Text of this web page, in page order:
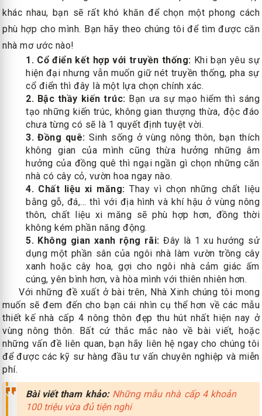
khác nhau, bạn sẽ rất khó khăn để chọn một phong cách
phù hợp cho mình. Bạn hãy theo chúng tôi để tìm được căn
nhà mơ ước nào!
1. Cổ điển kết hợp với truyền thống: Khi bạn yêu sự
hiện đại nhưng vẫn muốn giữ nét truyền thống, pha sự
cổ điển thì đây là một lựa chọn chính xác.
2. Bậc thầy kiến trúc: Bạn ưa sự mạo hiểm thì sáng
tạo những kiến trúc, không gian thượng thừa, độc đáo
chưa từng có sẽ là 1 quyết định tuyệt vời.
3. Đồng quê: Sinh sống ở vùng nông thôn, bạn thích
không gian của mình cũng thừa hưởng những âm
hưởng của đồng quê thì ngại ngần gì chọn những căn
nhà có cây cỏ, vườn hoa ngay nào.
4. Chất liệu xi măng: Thay vì chọn những chất liệu
bằng gỗ, đá,... thì với địa hình và khí hậu ở vùng nông
thôn, chất liệu xi măng sẽ phù hợp hơn, đồng thời
không kém phần năng động.
5. Không gian xanh rộng rãi:Đây là 1 xu hướng sử
dụng một phần sân của ngôi nhà làm vườn trồng cây
xanh hoặc cây hoa, gợi cho ngôi nhà cảm giác ấm
cúng, yên bình hơn, và hòa mình với thiên nhiên hơn.
Với những đề xuất ở bài trên, Nhà Xinh chúng tôi mong
muốn sẽ đem đến cho bạn cái nhìn cụ thể hơn về các mẫu
thiết kế nhà cấp 4 nông thôn đẹp thu hút nhất hiện nay ở
vùng nông thôn. Bất cứ thắc mắc nào về bài viết, hoặc
những vấn đề liên quan, bạn hãy liên hệ ngay cho chúng tôi
để được các kỹ sư hàng đầu tư vấn chuyên nghiệp và miễn
phí.
Bài viết tham khảo: Những mẫu nhà cấp 4 khoản
100 triệu vừa đủ tiện nghi